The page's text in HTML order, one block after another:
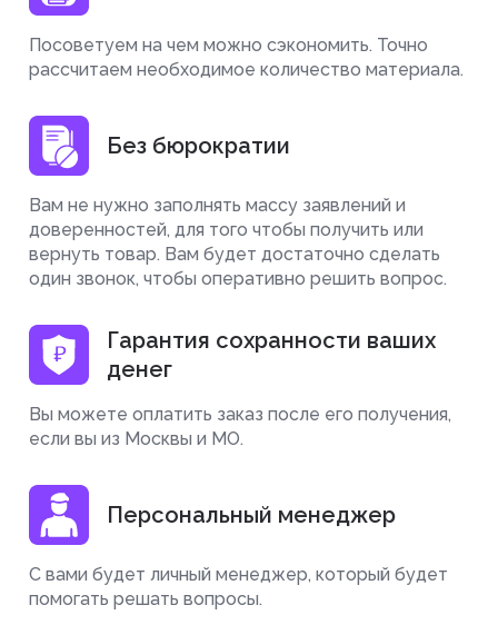
Посоветуем на чем можно сэкономить. Точно
рассчитаем необходимое количество материала.
Без бюрократии
Вам не нужно заполнять массу заявлений и
доверенностей, для того чтобы получить или
вернуть товар. Вам будет достаточно сделать
один звонок, чтобы оперативно решить вопрос.
Гарантия сохранности ваших
денег
Вы можете оплатить заказ после его получения,
если вы из Москвы и МО.
Персональный менеджер
С вами будет личный менеджер, который будет
помогать решать вопросы.